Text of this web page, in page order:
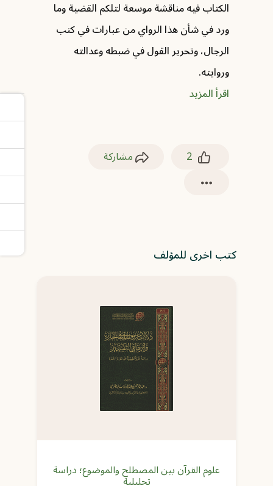
الكتاب فيه مناقشة موسعة لتلكم القضية وما
ورد في شأن هذا الرواي من عبارات في كتب
الرجال، وتحرير القول في ضبطه وعدالته
وروايته.
اقرأ المزيد
2 مشاركة
كتب اخرى للمؤلف
علوم القرآن بين المصطلح والموضوع؛ دراسة